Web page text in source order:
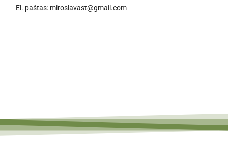
El. paštas: miroslavast@gmail.com